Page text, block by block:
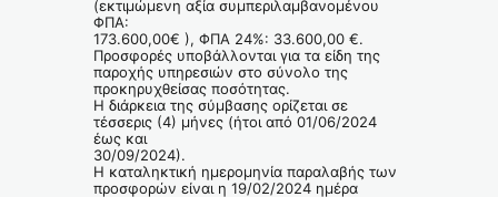
(εκτιμώμενη αξία συμπεριλαμβανομένου
ΦΠΑ:
173.600,00€ ), ΦΠΑ 24%: 33.600,00 €.
Προσφορές υποβάλλονται για τα είδη της
παροχής υπηρεσιών στο σύνολο της
προκηρυχθείσας ποσότητας.
Η διάρκεια της σύμβασης ορίζεται σε
τέσσερις (4) μήνες (ήτοι από 01/06/2024
έως και
30/09/2024).
Η καταληκτική ημερομηνία παραλαβής των
προσφορών είναι η 19/02/2024 ημέρα